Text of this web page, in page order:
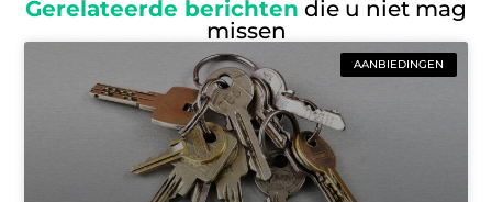
Gerelateerde berichten die u niet mag
missen
AANBIEDINGEN